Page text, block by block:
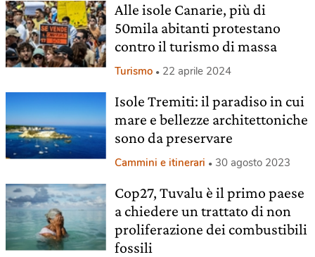
Alle isole Canarie, più di
50mila abitanti protestano
contro il turismo di massa
Turismo 22 aprile 2024
Isole Tremiti: il paradiso in cui
mare e bellezze architettoniche
sono da preservare
Cammini e itinerari 30 agosto 2023
Cop27, Tuvalu è il primo paese
a chiedere un trattato di non
proliferazione dei combustibili
fossili